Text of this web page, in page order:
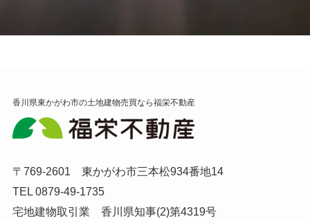
香川県東かがわ市の土地建物売買なら福栄不動産
〒769-2601 東かがわ市三本松934番地14
TEL 0879-49-1735
宅地建物取引業 香川県知事(2)第4319号